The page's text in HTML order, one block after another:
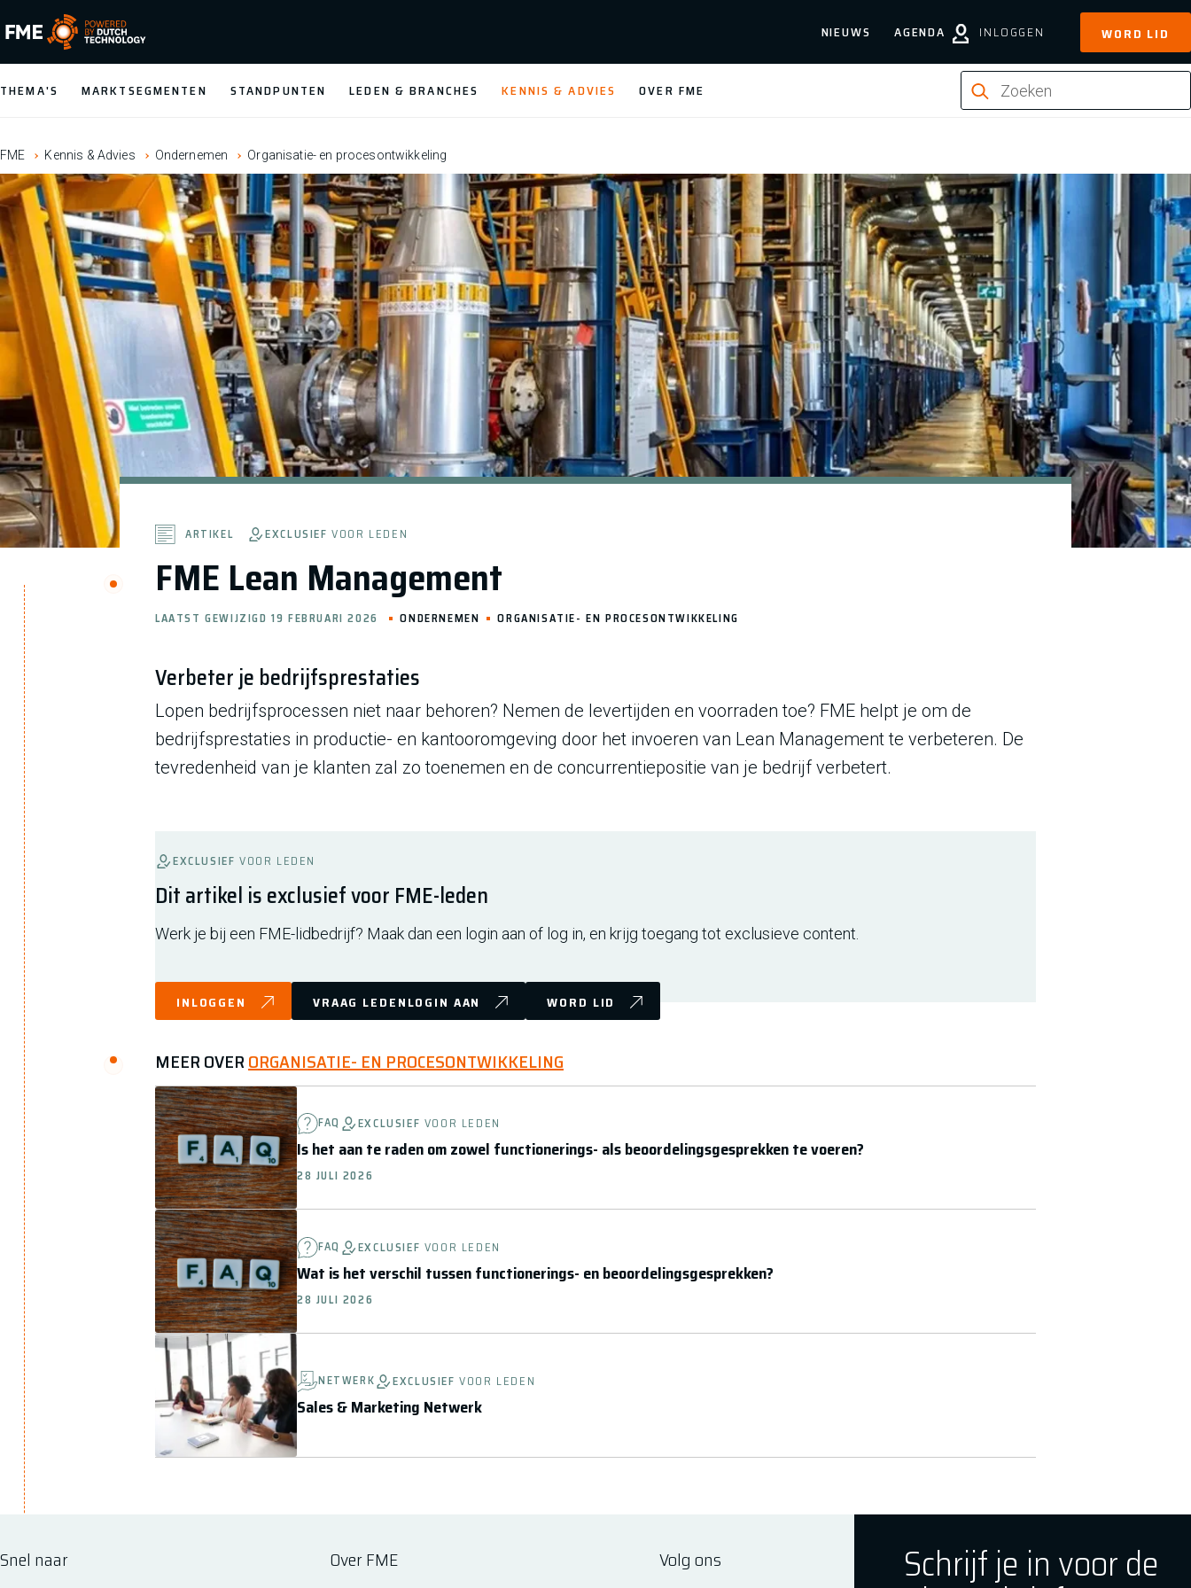
FME Logo, to the homepage
NIEUWS AGENDA INLOGGEN WORD LID
THEMA'S MARKTSEGMENTEN STANDPUNTEN LEDEN & BRANCHES KENNIS & ADVIES OVER FME
FME Kennis & Advies Ondernemen Organisatie- en procesontwikkeling
FME Lean Management
ARTIKEL EXCLUSIEFVOOR LEDEN
LAATST GEWIJZIGD 19 FEBRUARI 2026 ONDERNEMEN ORGANISATIE- EN PROCESONTWIKKELING
Verbeter je bedrijfsprestaties
Lopen bedrijfsprocessen niet naar behoren? Nemen de levertijden en voorraden toe? FME helpt je om de
bedrijfsprestaties in productie- en kantooromgeving door het invoeren van Lean Management te verbeteren. De
tevredenheid van je klanten zal zo toenemen en de concurrentiepositie van je bedrijf verbetert.
EXCLUSIEF VOOR LEDEN
Dit artikel is exclusief voor FME-leden
Werk je bij een FME-lidbedrijf? Maak dan een login aan of log in, en krijg toegang tot exclusieve content.
INLOGGEN VRAAG LEDENLOGIN AAN WORD LID
MEER OVERORGANISATIE- EN PROCESONTWIKKELING
FAQ EXCLUSIEF VOOR LEDEN
Is het aan te raden om zowel functionerings- als beoordelingsgesprekken te voeren?
28 JULI 2026
FAQ EXCLUSIEF VOOR LEDEN
Wat is het verschil tussen functionerings- en beoordelingsgesprekken?
28 JULI 2026
NETWERK EXCLUSIEFVOOR LEDEN
Sales & Marketing Netwerk
Snel naar Over FME Volg ons Schrijf je in voor de